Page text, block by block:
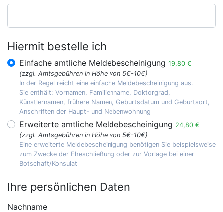
Hiermit bestelle ich
Einfache amtliche Meldebescheinigung 19,80 €
(zzgl. Amtsgebühren in Höhe von 5€-10€)
In der Regel reicht eine einfache Meldebescheinigung aus.
Sie enthält: Vornamen, Familienname, Doktorgrad,
Künstlernamen, frühere Namen, Geburtsdatum und Geburtsort,
Anschriften der Haupt- und Nebenwohnung
Erweiterte amtliche Meldebescheinigung 24,80 €
(zzgl. Amtsgebühren in Höhe von 5€-10€)
Eine erweiterte Meldebescheinigung benötigen Sie beispielsweise
zum Zwecke der Eheschließung oder zur Vorlage bei einer
Botschaft/Konsulat
Ihre persönlichen Daten
Nachname